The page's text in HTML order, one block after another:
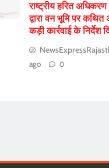
राष्ट्रीय हरित
द्वारा वन भूमि पर
कड़ी कार्रवाई के निर्देश
ago
0